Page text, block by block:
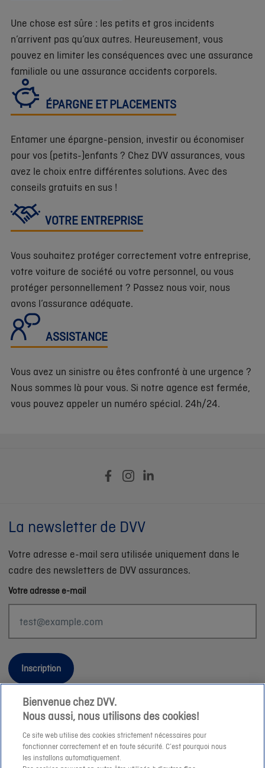
Une chose est sûre : les petits et gros incidents
n’arrivent pas qu’aux autres. Heureusement, vous
pouvez en limiter les conséquences avec une assurance
familiale ou une assurance accidents corporels.
ÉPARGNE ET PLACEMENTS
Entamer une épargne-pension, investir ou économiser
pour vos (petits-)enfants ? Chez DVV assurances, vous
avez le choix entre différentes solutions. Avec des
conseils gratuits en sus !
VOTRE ENTREPRISE
Vous souhaitez protéger correctement votre entreprise,
votre voiture de société ou votre personnel, ou vous
protéger personnellement ? Passez nous voir, nous
avons l’assurance adéquate.
ASSISTANCE
Vous avez un sinistre ou êtes confronté à une urgence ?
Nous sommes là pour vous. Si notre agence est fermée,
vous pouvez appeler un numéro spécial. 24h/24.
La newsletter de DVV
Votre adresse e-mail sera utilisée uniquement dans le
cadre des newsletters de DVV assurances.
Votre adresse e-mail
Inscription
Informations légales
Durabilité
Bienvenue chez DVV.
Nous aussi, nous utilisons des cookies!
Ce site web utilise des cookies strictement nécessaires pour
fonctionner correctement et en toute sécurité. C’est pourquoi nous
les installons automatiquement.